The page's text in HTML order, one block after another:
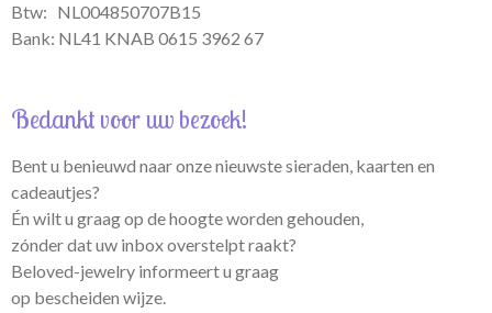
Btw: NL004850707B15
Bank: NL41 KNAB 0615 3962 67
Bedankt voor uw bezoek!
Bent u benieuwd naar onze nieuwste sieraden, kaarten en
cadeautjes?
Én wilt u graag op de hoogte worden gehouden,
zónder dat uw inbox overstelpt raakt?
Beloved-jewelry informeert u graag
op bescheiden wijze.